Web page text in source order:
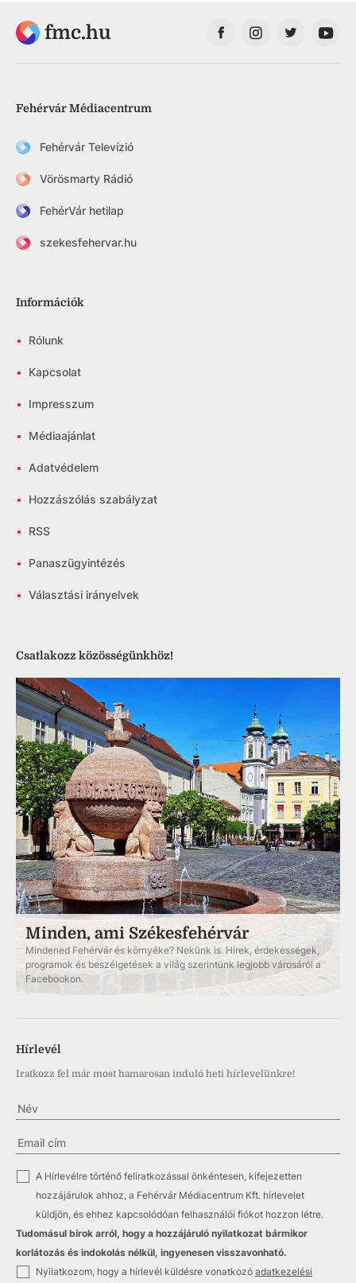
fmc.hu
Fehérvár Médiacentrum
Fehérvár Televízió
Vörösmarty Rádió
FehérVár hetilap
szekesfehervar.hu
Információk
• Rólunk
• Kapcsolat
• Impresszum
• Médiaajánlat
• Adatvédelem
• Hozzászólás szabályzat
• RSS
• Panaszügyintézés
• Választási irányelvek
Csatlakozz közösségünkhöz!
Minden, ami Székesfehérvár
Mindened Fehérvár és környéke? Nekünk is. Hírek, érdekességek,
programok és beszélgetések a világ szerintünk legjobb városáról a
Facebookon.
Hírlevél
Iratkozz fel már most hamarosan induló heti hírlevelünkre!
A Hírlevélre történő feliratkozással önkéntesen, kifejezetten
hozzájárulok ahhoz, a Fehérvár Médiacentrum Kft. hírlevelet
küldjön, és ehhez kapcsolódóan felhasználói fiókot hozzon létre.
Tudomásul bírok arról, hogy a hozzájáruló nyilatkozat bármikor
korlátozás és indokolás nélkül, ingyenesen visszavonható.
Nyilatkozom, hogy a hírlevél küldésre vonatkozó adatkezelési